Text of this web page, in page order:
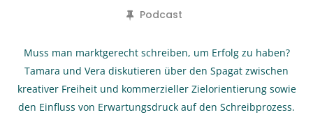
Podcast
Muss man marktgerecht schreiben, um Erfolg zu haben?
Tamara und Vera diskutieren über den Spagat zwischen
kreativer Freiheit und kommerzieller Zielorientierung sowie
den Einfluss von Erwartungsdruck auf den Schreibprozess.